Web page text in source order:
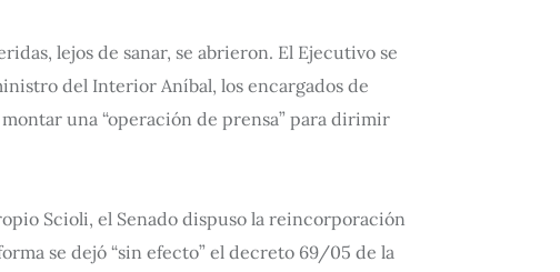
lejos de sanar, se abrieron. El Ejecutivo se
del Interior Aníbal, los encargados de
una “operación de prensa” para dirimir
Scioli, el Senado dispuso la reincorporación
se dejó “sin efecto” el decreto 69/05 de la